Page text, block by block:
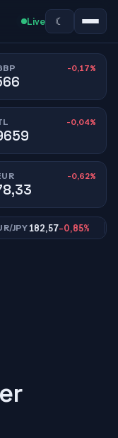
Live ☾
-0,17%
-0,04%
-0,62%
182,57-0,85%